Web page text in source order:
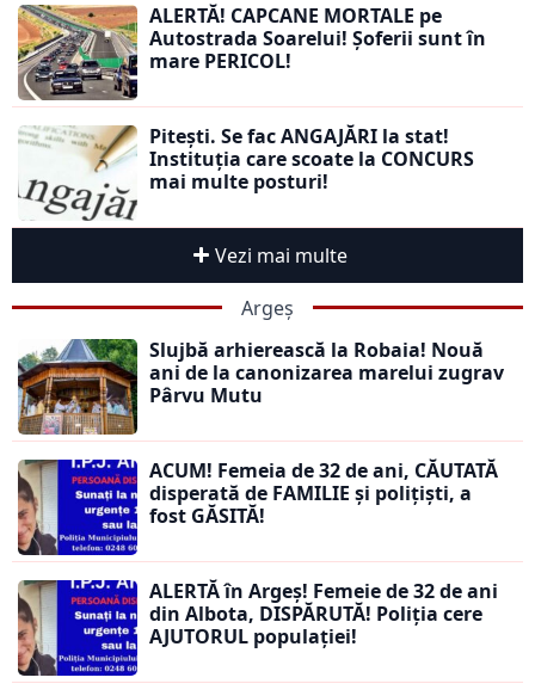
ALERTĂ! CAPCANE MORTALE pe
Autostrada Soarelui! Șoferii sunt în
mare PERICOL!
Pitești. Se fac ANGAJĂRI la stat!
Instituția care scoate la CONCURS
mai multe posturi!
Vezi mai multe
Argeș
Slujbă arhierească la Robaia! Nouă
ani de la canonizarea marelui zugrav
Pârvu Mutu
ACUM! Femeia de 32 de ani, CĂUTATĂ
disperată de FAMILIE și polițiști, a
fost GĂSITĂ!
ALERTĂ în Argeș! Femeie de 32 de ani
din Albota, DISPĂRUTĂ! Poliția cere
AJUTORUL populației!